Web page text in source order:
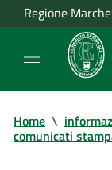
Regione Marche
Home \
comunicati